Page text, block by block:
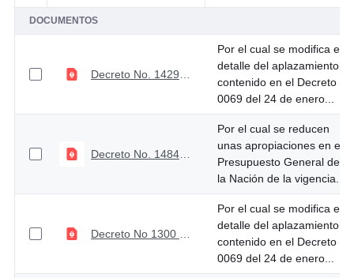
DOCUMENTOS
Por el cual se modifica el
detalle del aplazamiento
contenido en el Decreto
0069 del 24 de enero...
Decreto No. 1484 de diciembre 31 de 2025
Por el cual se reducen
unas apropiaciones en el
Presupuesto General de
la Nación de la vigencia...
Por el cual se modifica el
detalle del aplazamiento
contenido en el Decreto
0069 del 24 de enero...